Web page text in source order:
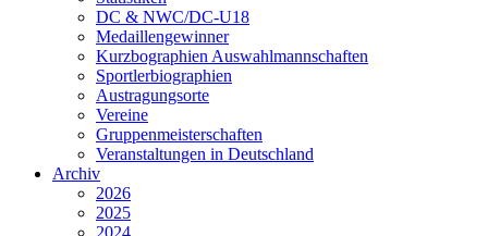
DC & NWC/DC-U18
Medaillengewinner
Kurzbographien Auswahlmannschaften
Sportlerbiographien
Austragungsorte
Vereine
Gruppenmeisterschaften
Veranstaltungen in Deutschland
Archiv
2026
2025
2024